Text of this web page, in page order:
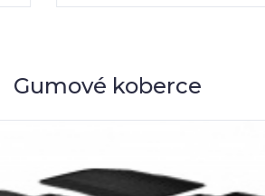
Gumové koberce